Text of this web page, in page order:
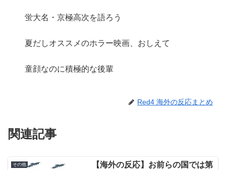
蛍大名・京極高次を語ろう
夏だしオススメのホラー映画、おしえて
童顔なのに積極的な後輩
Red4 海外の反応まとめ
関連記事
その他
【海外の反応】お前らの国では第